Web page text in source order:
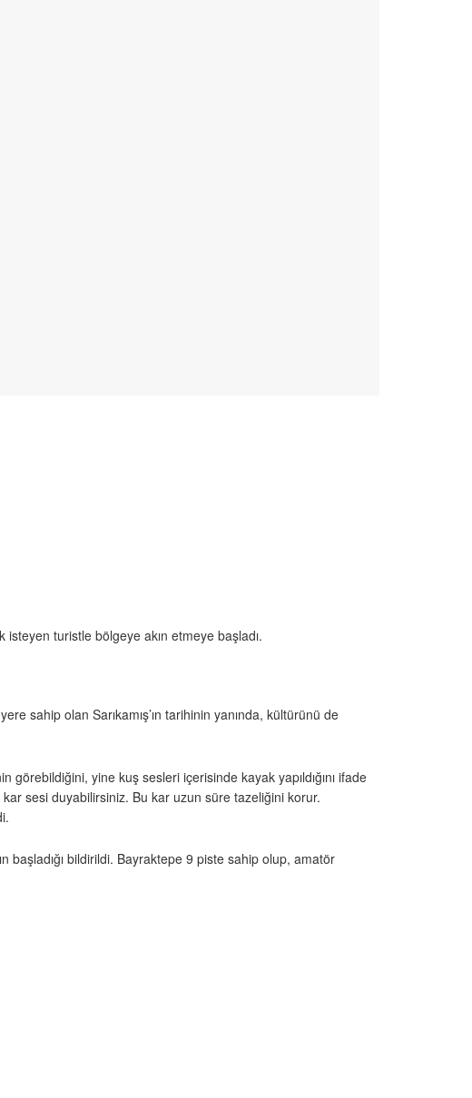
turistle bölgeye akın etmeye başladı.
sahip olan Sarıkamış’ın tarihinin yanında, kültürünü de
görebildiğini, yine kuş sesleri içerisinde kayak yapıldığını ifade
sesi duyabilirsiniz. Bu kar uzun süre tazeliğini korur.
başladığı bildirildi. Bayraktepe 9 piste sahip olup, amatör